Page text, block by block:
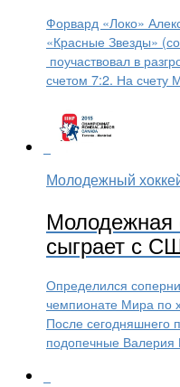
Форвард «Локо»
«Красные Звезды»
поучаствовал в
счетом 7:2. На счету
Молодежный
Молодежная
сыграет с
Определился
чемпионате Мира по
После сегодняшнего
подопечные